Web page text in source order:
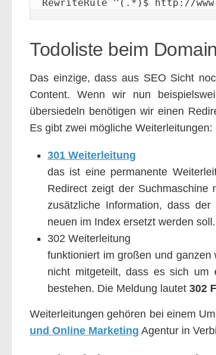
RewriteRule ^(.*)$ http://
Todoliste beim
Das einzige, dass aus SEO Sicht
Content. Wenn wir nun
übersiedeln benötigen wir einen
Es gibt zwei mögliche Weiterleitungen:
301 Weiterleitung
das ist eine permanente
Redirect zeigt der
zusätzliche Information, dass
neuen im Index ersetzt werden soll.
302 Weiterleitung
funktioniert im großen und
nicht mitgeteilt, dass es sich um
bestehen. Die Meldung lautet 302
Weiterleitungen gehören bei einem
und Online Marketing Agentur in